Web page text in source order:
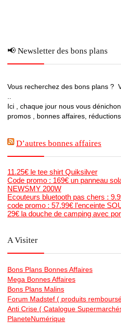
📢 Newsletter des bons plans
Vous recherchez des bons plans ?
Ici , chaque jour nous vous
promos , bonnes affaires,
D’autres bonnes affaires
11.25€ le tee shirt Quiksilver
Code promo : 169€ un panneau
NEWSMY 200W
Ecouteurs bluetooth pas chers :
code promo : 57.99€ l’enceinte
29€ la douche de camping avec
A Visiter
Bons Plans Bonnes Affaires
Mega Bonnes Affaires
Bons Plans Malins
Forum Madstef ( produits
Anti Crise ( Catalogue
PlaneteNumérique